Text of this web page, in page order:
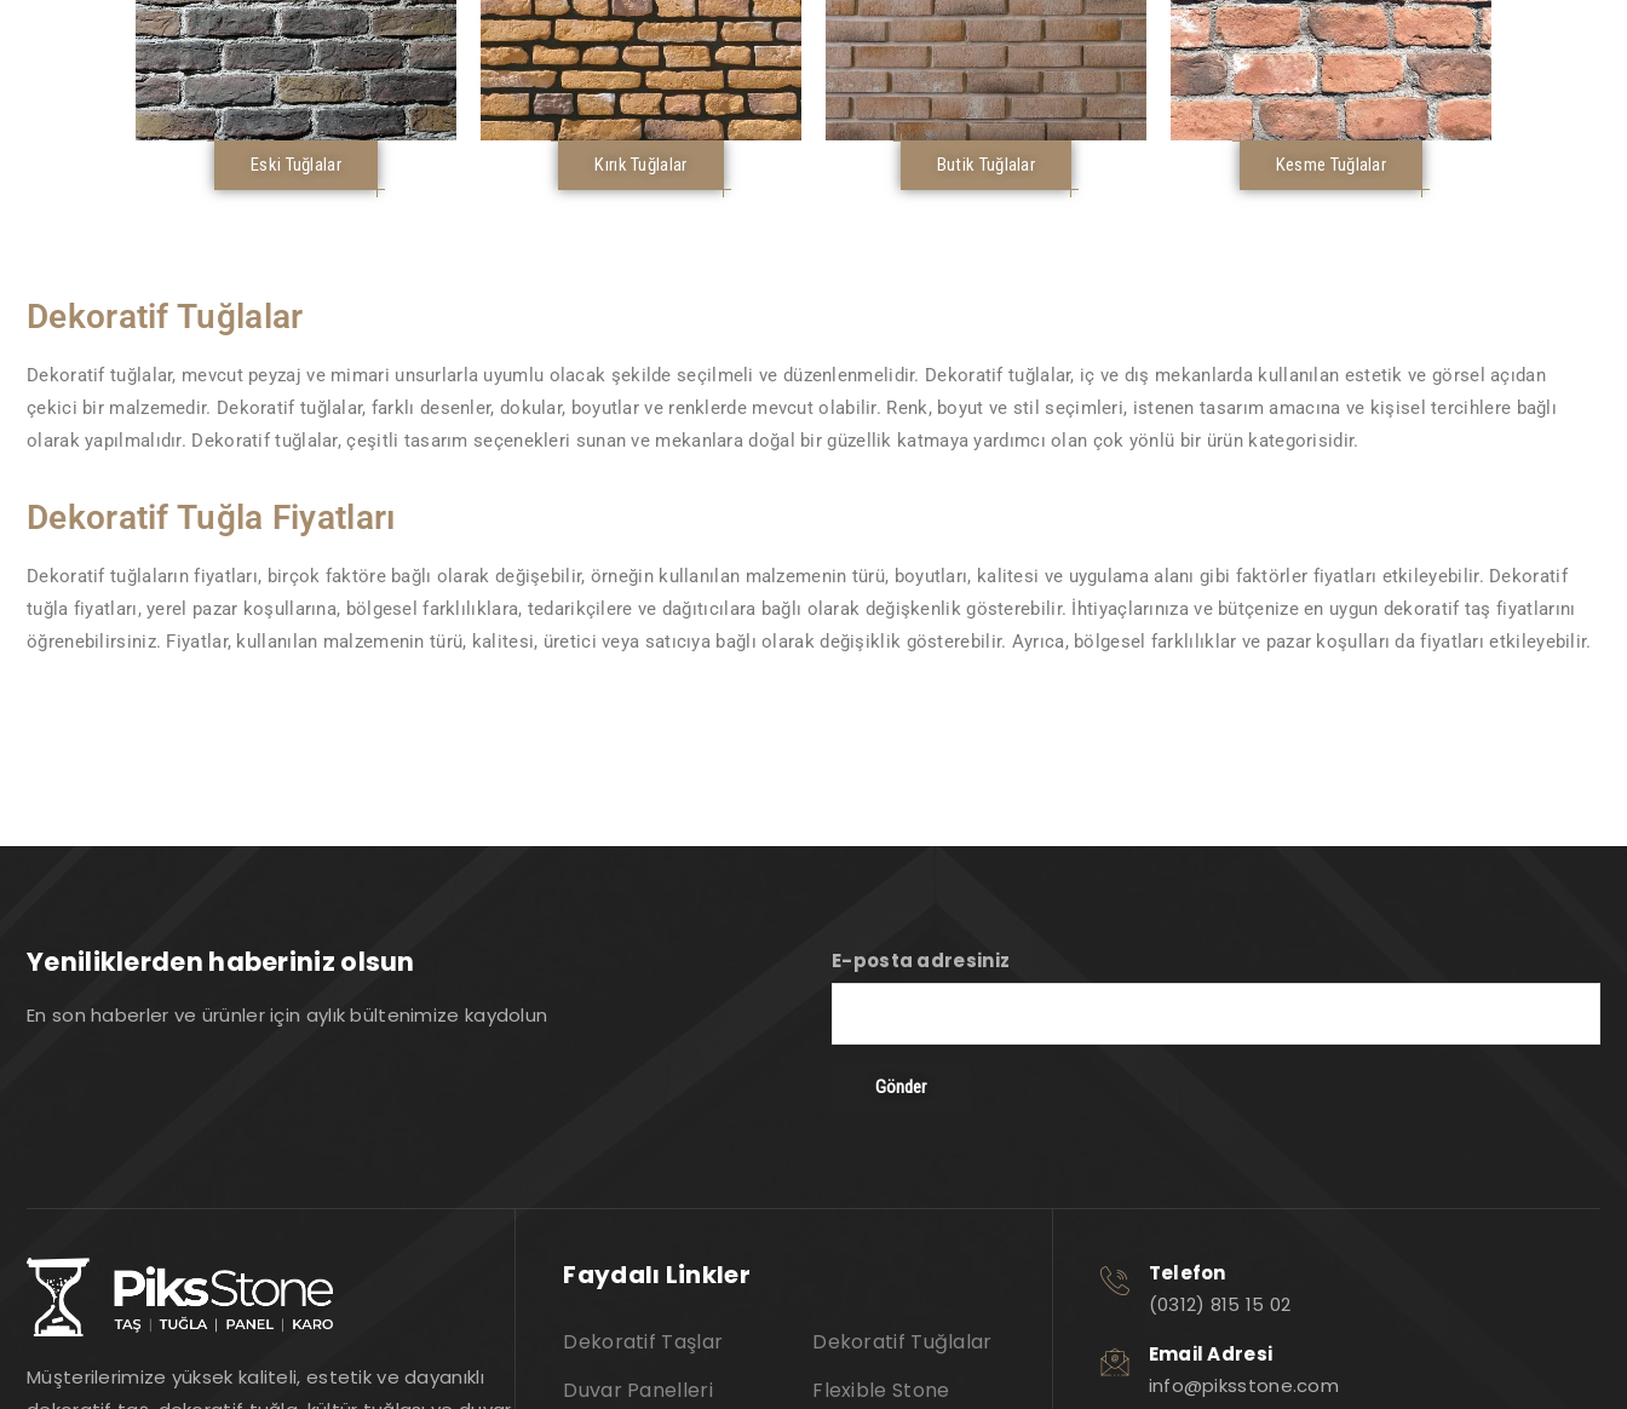
Eski Tuğlalar Kırık Tuğlalar Butik Tuğlalar Kesme Tuğlalar
Dekoratif Tuğlalar
Dekoratif tuğlalar, mevcut peyzaj ve mimari unsurlarla uyumlu olacak şekilde seçilmeli ve düzenlenmelidir. Dekoratif tuğlalar, iç ve dış mekanlarda kullanılan estetik ve görsel açıdan
çekici bir malzemedir. Dekoratif tuğlalar, farklı desenler, dokular, boyutlar ve renklerde mevcut olabilir. Renk, boyut ve stil seçimleri, istenen tasarım amacına ve kişisel tercihlere bağlı
olarak yapılmalıdır. Dekoratif tuğlalar, çeşitli tasarım seçenekleri sunan ve mekanlara doğal bir güzellik katmaya yardımcı olan çok yönlü bir ürün kategorisidir.
Dekoratif Tuğla Fiyatları
Dekoratif tuğlaların fiyatları, birçok faktöre bağlı olarak değişebilir, örneğin kullanılan malzemenin türü, boyutları, kalitesi ve uygulama alanı gibi faktörler fiyatları etkileyebilir. Dekoratif
tuğla fiyatları, yerel pazar koşullarına, bölgesel farklılıklara, tedarikçilere ve dağıtıcılara bağlı olarak değişkenlik gösterebilir. İhtiyaçlarınıza ve bütçenize en uygun dekoratif taş fiyatlarını
öğrenebilirsiniz. Fiyatlar, kullanılan malzemenin türü, kalitesi, üretici veya satıcıya bağlı olarak değişiklik gösterebilir. Ayrıca, bölgesel farklılıklar ve pazar koşulları da fiyatları etkileyebilir.
Yeniliklerden haberiniz olsun
En son haberler ve ürünler için aylık bültenimize kaydolun
E-posta adresiniz
Müşterilerimize yüksek kaliteli, estetik ve dayanıklı
Faydalı Linkler
Dekoratif Taşlar
Dekoratif Tuğlalar
Duvar Panelleri
Flexible Stone
Telefon
(0312) 815 15 02
Email Adresi
info@piksstone.com